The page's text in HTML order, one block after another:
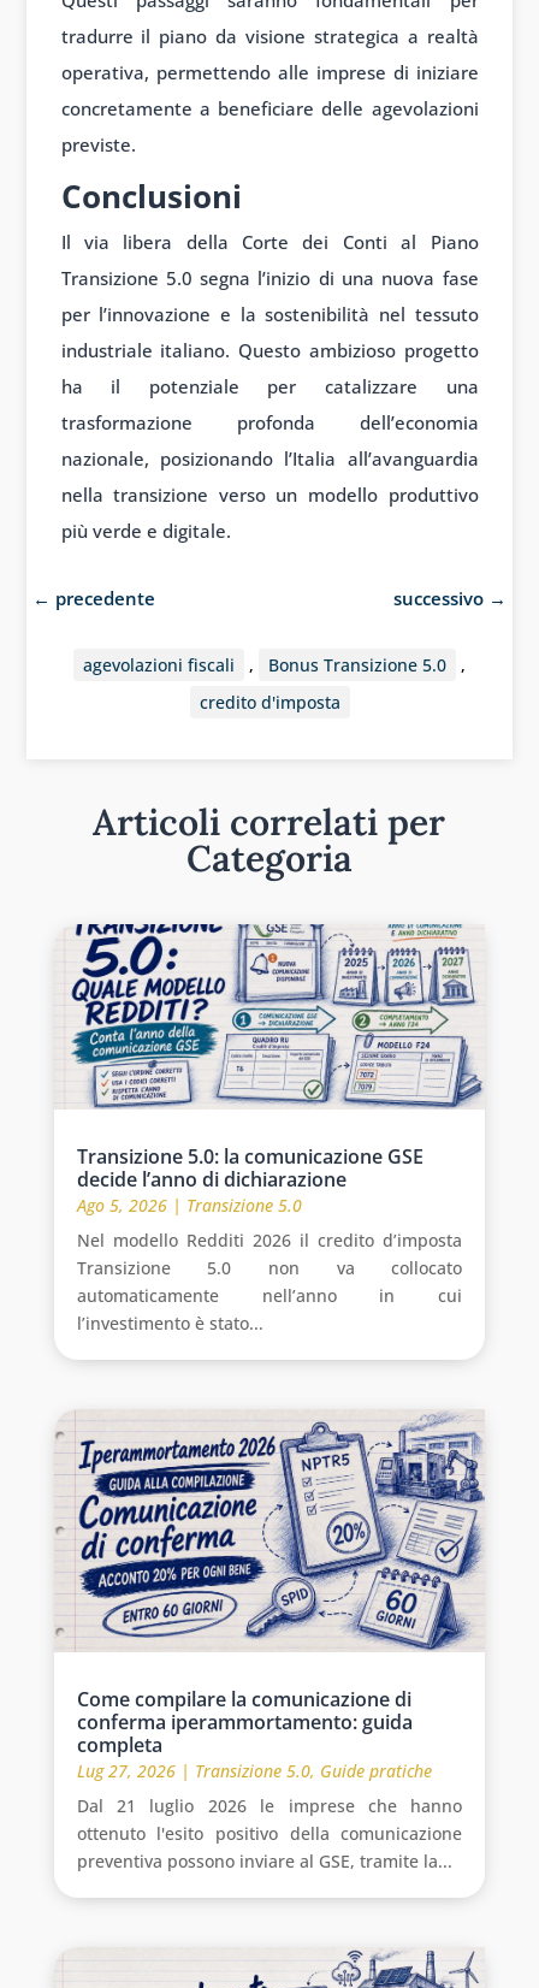
tradurre il piano da visione strategica a realtà
operativa, permettendo alle imprese di iniziare
concretamente a beneficiare delle agevolazioni
previste.
Conclusioni
Il via libera della Corte dei Conti al Piano
Transizione 5.0 segna l’inizio di una nuova fase
per l’innovazione e la sostenibilità nel tessuto
industriale italiano. Questo ambizioso progetto
ha il potenziale per catalizzare una
trasformazione profonda dell’economia
nazionale, posizionando l’Italia all’avanguardia
nella transizione verso un modello produttivo
più verde e digitale.
← precedente successivo →
agevolazioni fiscali , Bonus Transizione 5.0
,
credito d'imposta
Articoli correlati per
Categoria
Transizione 5.0: la comunicazione GSE
decide l’anno di dichiarazione
Ago 5, 2026| Transizione 5.0
Nel modello Redditi 2026 il credito d’imposta
Transizione 5.0 non va collocato
automaticamente nell’anno in cui
l’investimento è stato...
Come compilare la comunicazione di
conferma iperammortamento: guida
completa
Lug 27, 2026| Transizione 5.0, Guide pratiche
Dal 21 luglio 2026 le imprese che hanno
ottenuto l'esito positivo della comunicazione
preventiva possono inviare al GSE, tramite la...